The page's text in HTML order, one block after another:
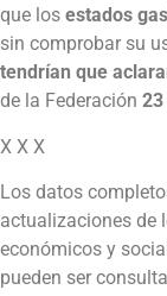
que los estados
sin comprobar su
tendrían que
de la Federación
X X X
Los datos
actualizaciones de
económicos y
pueden ser